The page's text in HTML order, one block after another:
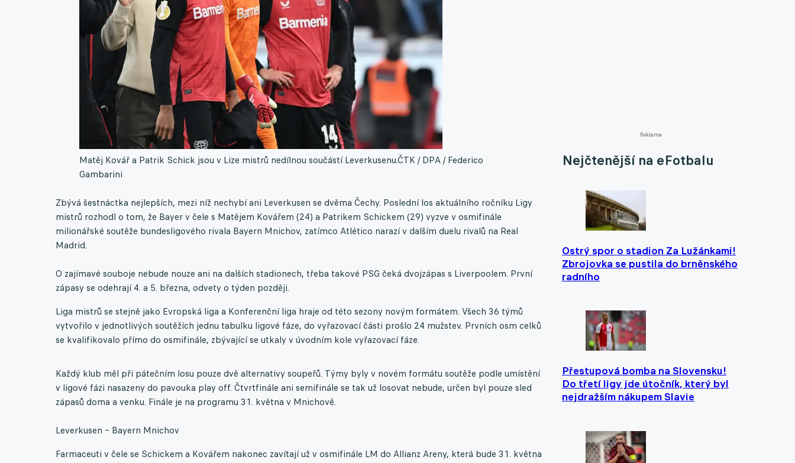
Reklama
Nejčtenější na eFotbalu
Ostrý spor o stadion Za Lužánkami!
Zbrojovka se pustila do brněnského
radního
Přestupová bomba na Slovensku!
Do třetí ligy jde útočník, který byl
nejdražším nákupem Slavie
Matěj Kovář a Patrik Schick jsou v Lize mistrů nedílnou součástí Leverkusenu.ČTK / DPA / Federico
Gambarini
Zbývá šestnáctka nejlepších, mezi níž nechybí ani Leverkusen se dvěma Čechy. Poslední los aktuálního ročníku Ligy
mistrů rozhodl o tom, že Bayer v čele s Matějem Kovářem (24) a Patrikem Schickem (29) vyzve v osmifinále
milionářské soutěže bundesligového rivala Bayern Mnichov, zatímco Atlético narazí v dalším duelu rivalů na Real
Madrid.
O zajímavé souboje nebude nouze ani na dalších stadionech, třeba takové PSG čeká dvojzápas s Liverpoolem. První
zápasy se odehrají 4. a 5. března, odvety o týden později.
Liga mistrů se stejně jako Evropská liga a Konferenční liga hraje od této sezony novým formátem. Všech 36 týmů
vytvořilo v jednotlivých soutěžích jednu tabulku ligové fáze, do vyřazovací části prošlo 24 mužstev. Prvních osm celků
se kvalifikovalo přímo do osmifinále, zbývající se utkaly v úvodním kole vyřazovací fáze.
Každý klub měl při pátečním losu pouze dvě alternativy soupeřů. Týmy byly v novém formátu soutěže podle umístění
v ligové fázi nasazeny do pavouka play off. Čtvrtfinále ani semifinále se tak už losovat nebude, určen byl pouze sled
zápasů doma a venku. Finále je na programu 31. května v Mnichově.
Leverkusen – Bayern Mnichov
Farmaceuti v čele se Schickem a Kovářem nakonec zavítají už v osmifinále LM do Allianz Areny, která bude 31. května